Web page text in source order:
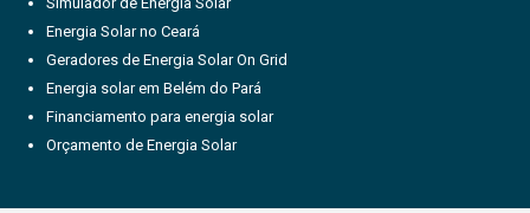
Energia Solar no Ceará
Geradores de Energia Solar On Grid
Energia solar em Belém do Pará
Financiamento para energia solar
Orçamento de Energia Solar